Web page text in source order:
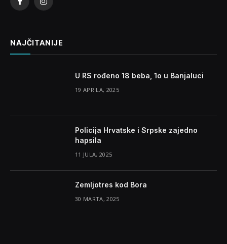
FacebookInstagram
NAJČITANIJE
U RS rođeno 18 beba, 1o u Banjaluci
19 APRILA, 2025
Policija Hrvatske i Srpske zajedno
hapsila
11 JULA, 2025
Zemljotres kod Bora
30 MARTA, 2025